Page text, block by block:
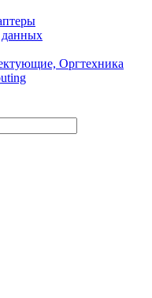
данных
Оргтехника